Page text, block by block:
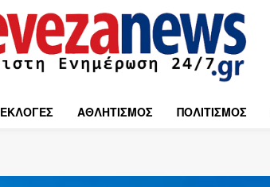
ΕΚΛΟΓΕΣ ΑΘΛΗΤΙΣΜΟΣ ΠΟΛΙΤΙΣΜΟΣ